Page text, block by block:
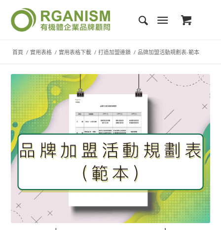
首頁 / 實用表格 / 實用表格下載 / 打造加盟連鎖 / 品牌加盟活動規劃表-範本